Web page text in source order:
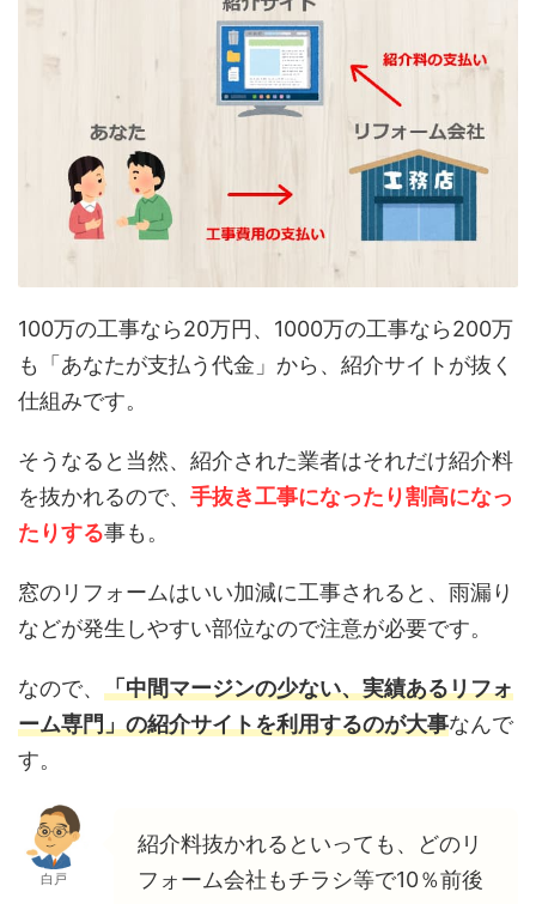
100万の工事なら20万円、1000万の工事なら200万
も「あなたが支払う代金」から、紹介サイトが抜く
仕組みです。
そうなると当然、紹介された業者はそれだけ紹介料
を抜かれるので、 手抜き工事になったり割高になっ
たりする事も。
窓のリフォームはいい加減に工事されると、雨漏り
などが発生しやすい部位なので注意が必要です。
なので、 「中間マージンの少ない、実績あるリフォ
ーム専門」の紹介サイトを利用するのが大事なんで
す。
白戸
紹介料抜かれるといっても、どのリ
フォーム会社もチラシ等で10％前後